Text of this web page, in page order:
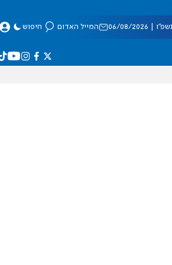
08/2026 המייל האדום חיפוש